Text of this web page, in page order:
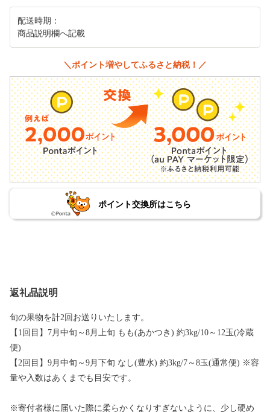
配送時期：
商品説明欄へ記載
＼ポイント増やしてふるさと納税！／
ポイント交換所はこちら
返礼品説明
旬の果物を計2回お送りいたします。
【1回目】7月中旬～8月上旬 もも(あかつき) 約3kg/10～12玉(冷蔵
便)
【2回目】9月中旬～9月下旬 なし(豊水) 約3kg/7～8玉(通常便) ※容
量や入数はあくまでも目安です。
※寄付者様に届いた際に柔らかくなりすぎないように、少し硬め